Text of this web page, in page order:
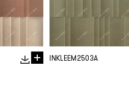
INKLEEM2503A